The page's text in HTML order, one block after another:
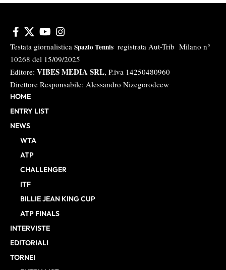
Testata giornalistica Spazio Tennis registrata Aut-Trib Milano n°
10268 del 15/09/2025
Editore: VIBES MEDIA SRL, P.iva 14250480960
Direttore Responsabile: Alessandro Nizegorodcew
HOME
ENTRY LIST
NEWS
WTA
ATP
CHALLENGER
ITF
BILLIE JEAN KING CUP
ATP FINALS
INTERVISTE
EDITORIALI
TORNEI